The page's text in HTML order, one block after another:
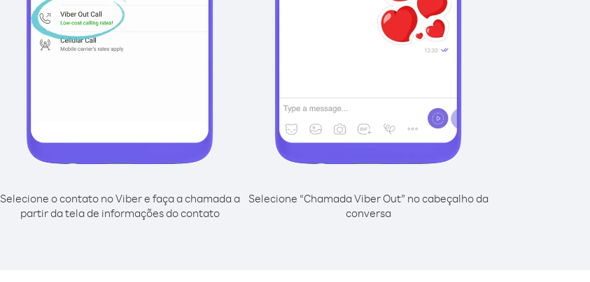
Selecione o contato no Viber e faça a chamada a
partir da tela de informações do contato
Selecione “Chamada Viber Out” no cabeçalho da
conversa